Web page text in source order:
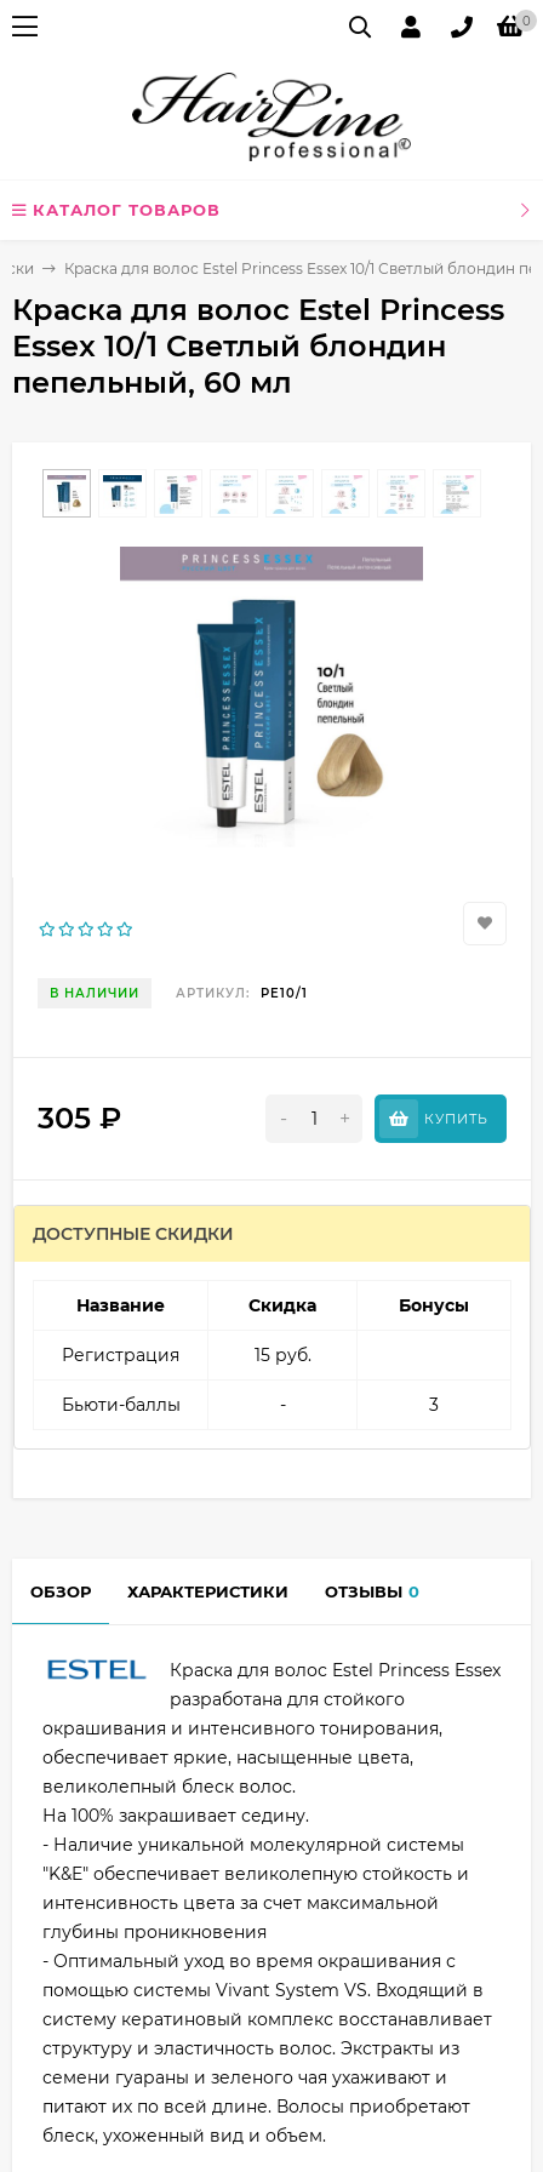
0
КАТАЛОГ ТОВАРОВ
Краска для волос Estel Princess Essex 10/1 Светлый блондин
Краска для волос Estel Princess
Essex 10/1 Светлый блондин
пепельный, 60 мл
В НАЛИЧИИ АРТИКУЛ: PE10/1
305 ₽ - + КУПИТЬ
ДОСТУПНЫЕ СКИДКИ
Название Скидка Бонусы
Регистрация 15 руб.
Бьюти-баллы - 3
ОБЗОР ХАРАКТЕРИСТИКИ ОТЗЫВЫ 0
Краска для волос Estel Princess Essex
разработана для стойкого
окрашивания и интенсивного тонирования,
обеспечивает яркие, насыщенные цвета,
великолепный блеск волос.
На 100% закрашивает седину.
- Наличие уникальной молекулярной системы
"K&E" обеспечивает великолепную стойкость и
интенсивность цвета за счет максимальной
глубины проникновения
- Оптимальный уход во время окрашивания с
помощью системы Vivant System VS. Входящий в
систему кератиновый комплекс восстанавливает
структуру и эластичность волос. Экстракты из
семени гуараны и зеленого чая ухаживают и
питают их по всей длине. Волосы приобретают
блеск, ухоженный вид и объем.